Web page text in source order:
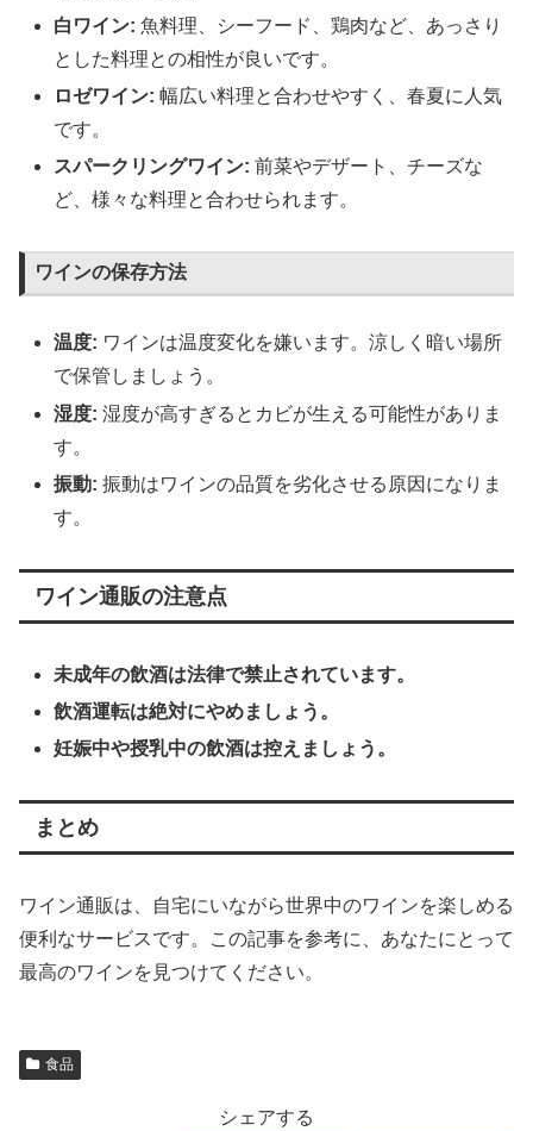
白ワイン: 魚料理、シーフード、鶏肉など、あっさり
とした料理との相性が良いです。
ロゼワイン: 幅広い料理と合わせやすく、春夏に人気
です。
スパークリングワイン: 前菜やデザート、チーズな
ど、様々な料理と合わせられます。
ワインの保存方法
温度: ワインは温度変化を嫌います。涼しく暗い場所
で保管しましょう。
湿度: 湿度が高すぎるとカビが生える可能性がありま
す。
振動: 振動はワインの品質を劣化させる原因になりま
す。
ワイン通販の注意点
未成年の飲酒は法律で禁止されています。
飲酒運転は絶対にやめましょう。
妊娠中や授乳中の飲酒は控えましょう。
まとめ
ワイン通販は、自宅にいながら世界中のワインを楽しめる
便利なサービスです。この記事を参考に、あなたにとって
最高のワインを見つけてください。
食品
シェアする